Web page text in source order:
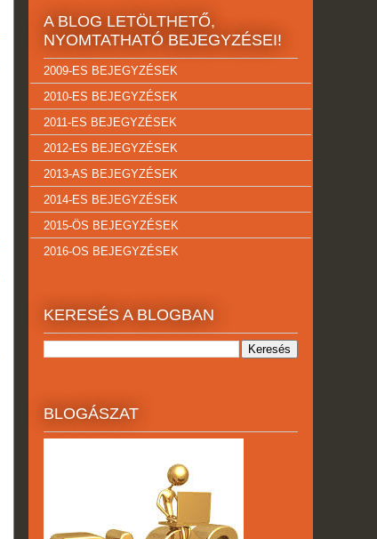
A BLOG LETÖLTHETŐ,
NYOMTATHATÓ BEJEGYZÉSEI!
2009-ES BEJEGYZÉSEK
2010-ES BEJEGYZÉSEK
2011-ES BEJEGYZÉSEK
2012-ES BEJEGYZÉSEK
2013-AS BEJEGYZÉSEK
2014-ES BEJEGYZÉSEK
2015-ÖS BEJEGYZÉSEK
2016-OS BEJEGYZÉSEK
KERESÉS A BLOGBAN
BLOGÁSZAT